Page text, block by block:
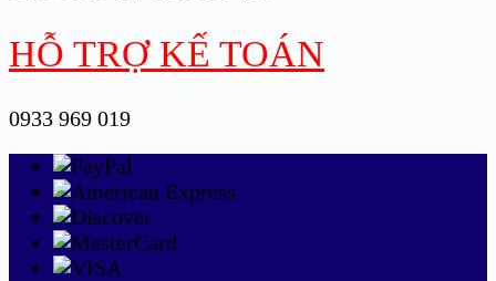
HỖ TRỢ KẾ TOÁN
0933 969 019